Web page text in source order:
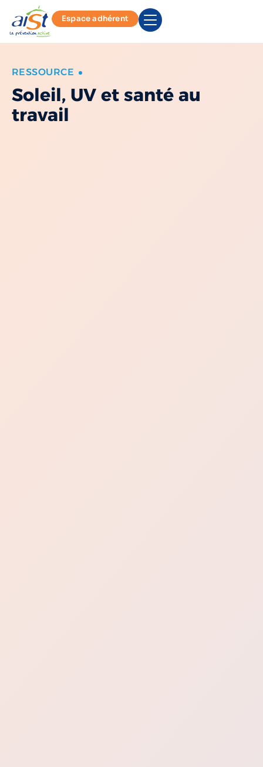
Espace adhérent
RESSOURCE
Soleil, UV et santé au
travail